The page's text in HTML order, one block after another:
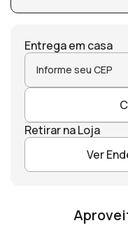
Entrega em casa
Retirar na Loja
Ver